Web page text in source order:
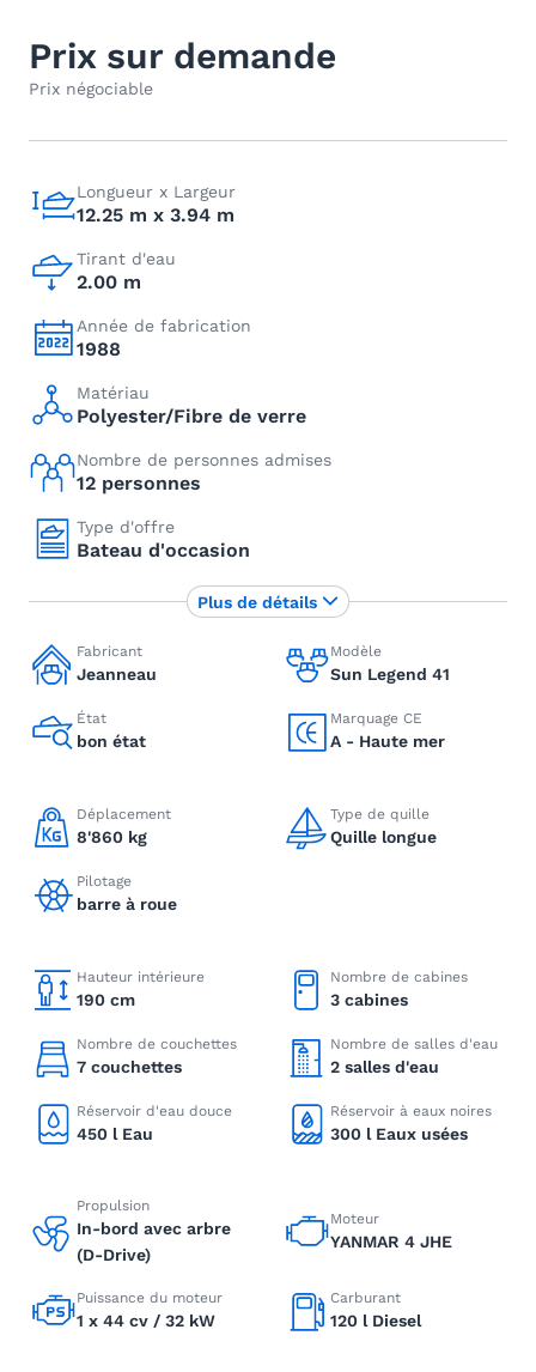
Prix sur demande
Prix négociable
Longueur x Largeur
12.25 m x 3.94 m
Tirant d'eau
2.00 m
Année de fabrication
1988
Matériau
Polyester/Fibre de verre
Nombre de personnes admises
12 personnes
Type d'offre
Bateau d'occasion
Fabricant
Jeanneau
Modèle
Sun Legend 41
État
bon état
Marquage CE
A - Haute mer
Déplacement
8'860 kg
Type de quille
Quille longue
Pilotage
barre à roue
Hauteur intérieure
190 cm
Nombre de cabines
3 cabines
Nombre de couchettes
7 couchettes
Nombre de salles d'eau
2 salles d'eau
Réservoir d'eau douce
450 l Eau
Réservoir à eaux noires
300 l Eaux usées
Propulsion
In-bord avec arbre
(D-Drive)
Moteur
YANMAR 4 JHE
Puissance du moteur
1 x 44 cv / 32 kW
Carburant
120 l Diesel
Plus de détails